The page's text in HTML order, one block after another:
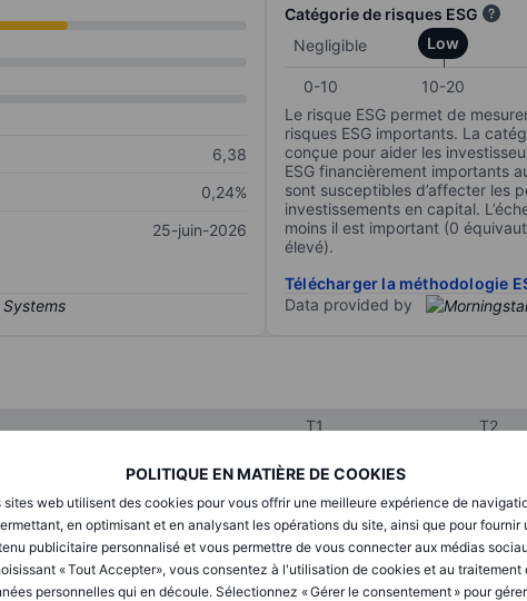
POLITIQUE EN MATIÈRE DE COOKIES
sites web utilisent des cookies pour vous offrir une meilleure expérience de
en optimisant et en analysant les opérations du site, ainsi que pour fournir
publicitaire personnalisé et vous permettre de vous connecter aux médias
« Tout Accepter», vous consentez à l'utilisation de cookies et au traitement
personnelles qui en découle. Sélectionnez « Gérer le consentement » pour
6,38
0,24%
25-juin-2026
Catégorie de risques ESG
Negligible
Low
0-10 10-20
Le risque ESG permet de
risques ESG importants. La
conçue pour aider les
ESG financièrement importants
sont susceptibles d’affecter les
investissements en capital.
moins il est important (0
élevé).
Télécharger la méthodologie
Data provided by
T1 T2
XXXXXXX XXXXXXX
XXXXXXX XXXXXXX
XXXXXXX